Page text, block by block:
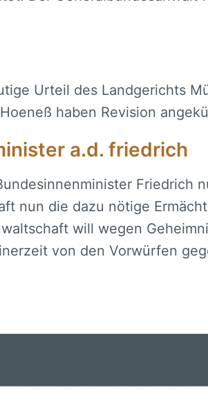
Urteil des Landgerichts
haben Revision
a.d. friedrich
Friedrich
nun die dazu nötige
will wegen
von den Vorwürfen